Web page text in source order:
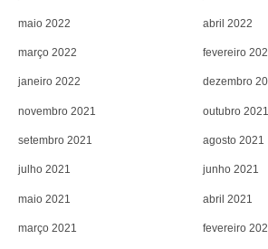
maio 2022 abril 2022
março 2022 fevereiro
janeiro 2022 dezembro
novembro 2021 outubro 2021
setembro 2021 agosto 2021
julho 2021 junho 2021
maio 2021 abril 2021
março 2021 fevereiro